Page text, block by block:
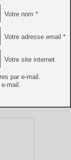
Votre nom *
Votre adresse email *
Votre site internet
par e-mail.
mail.